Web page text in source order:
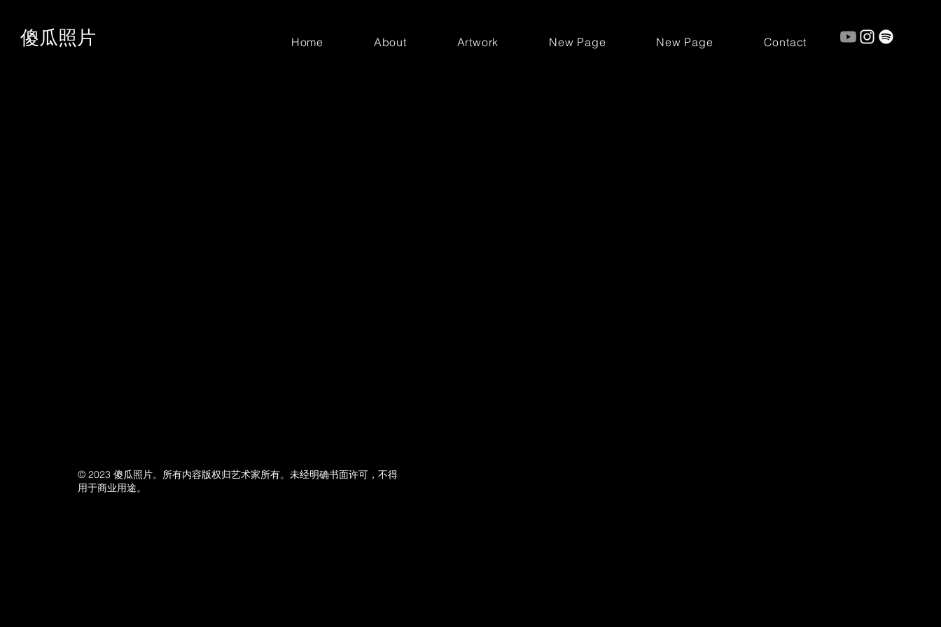
傻瓜照片 Home About Artwork New Page New Page Contact
© 2023 傻瓜照片。所有内容版权归艺术家所有。未经明确书面许可，不得
用于商业用途。